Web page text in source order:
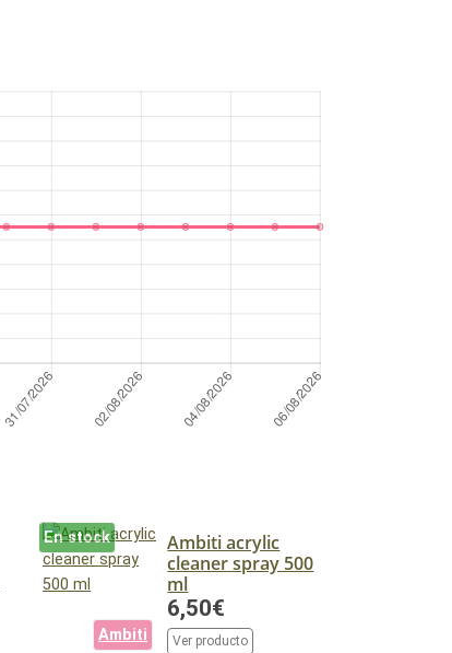
En stock
Ambiti
Ambiti acrylic
cleaner spray 500
ml
6,50€
Ver producto